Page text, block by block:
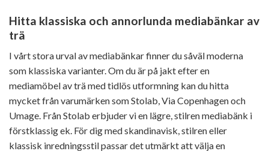
Hitta klassiska och annorlunda mediabänkar av
trä
I vårt stora urval av mediabänkar finner du såväl moderna
som klassiska varianter. Om du är på jakt efter en
mediamöbel av trä med tidlös utformning kan du hitta
mycket från varumärken som Stolab, Via Copenhagen och
Umage. Från Stolab erbjuder vi en lägre, stilren mediabänk i
förstklassig ek. För dig med skandinavisk, stilren eller
klassisk inredningsstil passar det utmärkt att välja en